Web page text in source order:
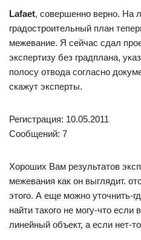
Lafaet, совершенно верно. На
градостроительный план
межевание. Я сейчас сдал
экспертизу без градплана,
полосу отвода согласно
скажут эксперты.
Регистрация: 10.05.2011
Сообщений: 7
Хороших Вам результатов
межевания как он выглядит.
этого. А еще можно уточнить-
найти такого не могу-что если
линейный объект, а если нет-